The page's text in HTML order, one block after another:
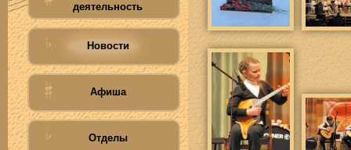
деятельность
Новости
Афиша
Отделы